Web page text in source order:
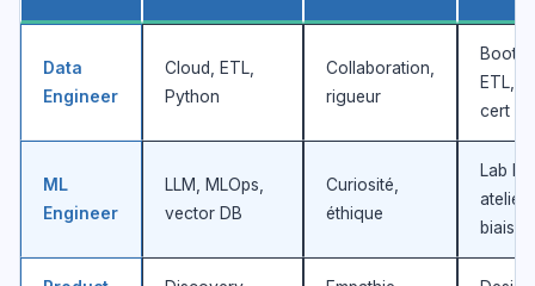
Data
Engineer
Cloud, ETL,
Python
Collaboration,
rigueur
ETL,
cert
ML
Engineer
LLM, MLOps,
vector DB
Curiosité,
éthique
Lab IA,
atelier
biais